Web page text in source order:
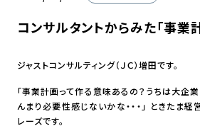
コンサルタントからみた「事業
ジャストコンサルティング（ＪＣ）増田です。
「事業計画って作る意味あるの？うちは大企
んまり必要性感じないかな・・・」 ときたま
レーズです。